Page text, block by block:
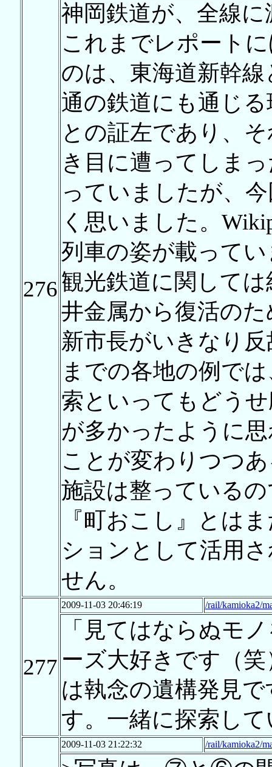
276
神岡鉄道が、全線
これまでレポート
のは、東海道新幹
通の鉄道にも通じ
との証左であり、
き目に遭ってしま
っていましたが、
く思いました。
列車の姿が載って
観光鉄道に関して
井金属から復活の
新市長がいきなり
までの各地の例で
索といってもどう
が多かったように
ことが変わりつつ
施設は整っている
『町おこし』とは
ションとして活用
せん。
277
2009-11-03 20:46:19 /rail/kamioka2/
「見てはならぬモ
ーズ大好きです（
は執念の遺構発見
す。一緒に探索し
2009-11-03 21:22:32 /rail/kamioka2/